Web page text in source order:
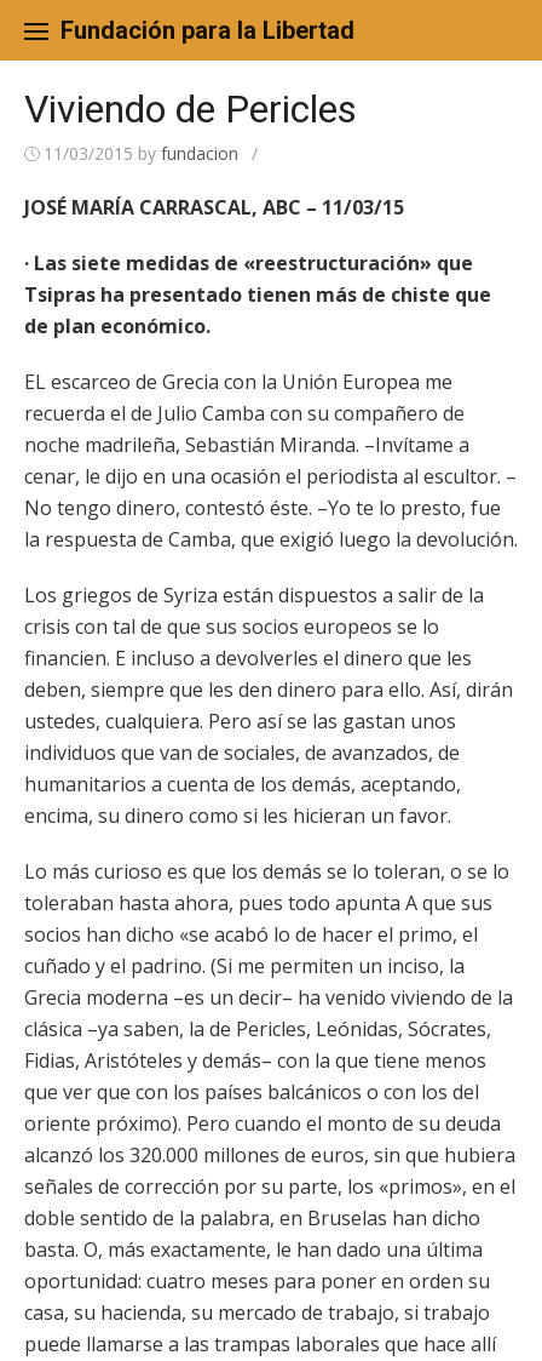
content
Fundación para la Libertad
Viviendo de Pericles
11/03/2015 by fundacion /
JOSÉ MARÍA CARRASCAL, ABC – 11/03/15
· Las siete medidas de «reestructuración» que
Tsipras ha presentado tienen más de chiste que
de plan económico.
EL escarceo de Grecia con la Unión Europea me
recuerda el de Julio Camba con su compañero de
noche madrileña, Sebastián Miranda. –Invítame a
cenar, le dijo en una ocasión el periodista al escultor. –
No tengo dinero, contestó éste. –Yo te lo presto, fue
la respuesta de Camba, que exigió luego la devolución.
Los griegos de Syriza están dispuestos a salir de la
crisis con tal de que sus socios europeos se lo
financien. E incluso a devolverles el dinero que les
deben, siempre que les den dinero para ello. Así, dirán
ustedes, cualquiera. Pero así se las gastan unos
individuos que van de sociales, de avanzados, de
humanitarios a cuenta de los demás, aceptando,
encima, su dinero como si les hicieran un favor.
Lo más curioso es que los demás se lo toleran, o se lo
toleraban hasta ahora, pues todo apunta A que sus
socios han dicho «se acabó lo de hacer el primo, el
cuñado y el padrino. (Si me permiten un inciso, la
Grecia moderna –es un decir– ha venido viviendo de la
clásica –ya saben, la de Pericles, Leónidas, Sócrates,
Fidias, Aristóteles y demás– con la que tiene menos
que ver que con los países balcánicos o con los del
oriente próximo). Pero cuando el monto de su deuda
alcanzó los 320.000 millones de euros, sin que hubiera
señales de corrección por su parte, los «primos», en el
doble sentido de la palabra, en Bruselas han dicho
basta. O, más exactamente, le han dado una última
oportunidad: cuatro meses para poner en orden su
casa, su hacienda, su mercado de trabajo, si trabajo
puede llamarse a las trampas laborales que hace allí